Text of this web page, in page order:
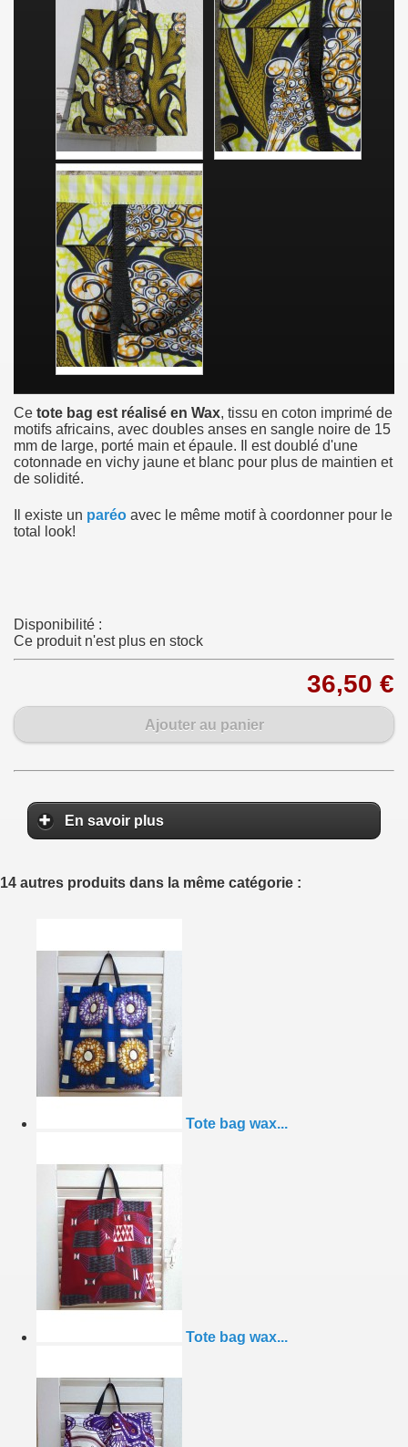
Ce tote bag est réalisé en Wax, tissu en coton imprimé de
motifs africains, avec doubles anses en sangle noire de 15
mm de large, porté main et épaule. Il est doublé d'une
cotonnade en vichy jaune et blanc pour plus de maintien et
de solidité.
Il existe un paréo avec le même motif à coordonner pour le
total look!
Disponibilité :
Ce produit n'est plus en stock
36,50 €
Ajouter au panier
En savoir plus
14 autres produits dans la même catégorie :
Tote bag wax...
Tote bag wax...